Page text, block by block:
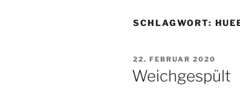
SCHLAGWORT:
VERÖFFENTLICHT
AM
22. FEBRUAR 2020
Weichgespült